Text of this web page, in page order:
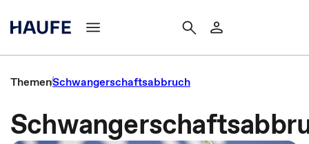
ThemenSchwangerschaftsabbruch